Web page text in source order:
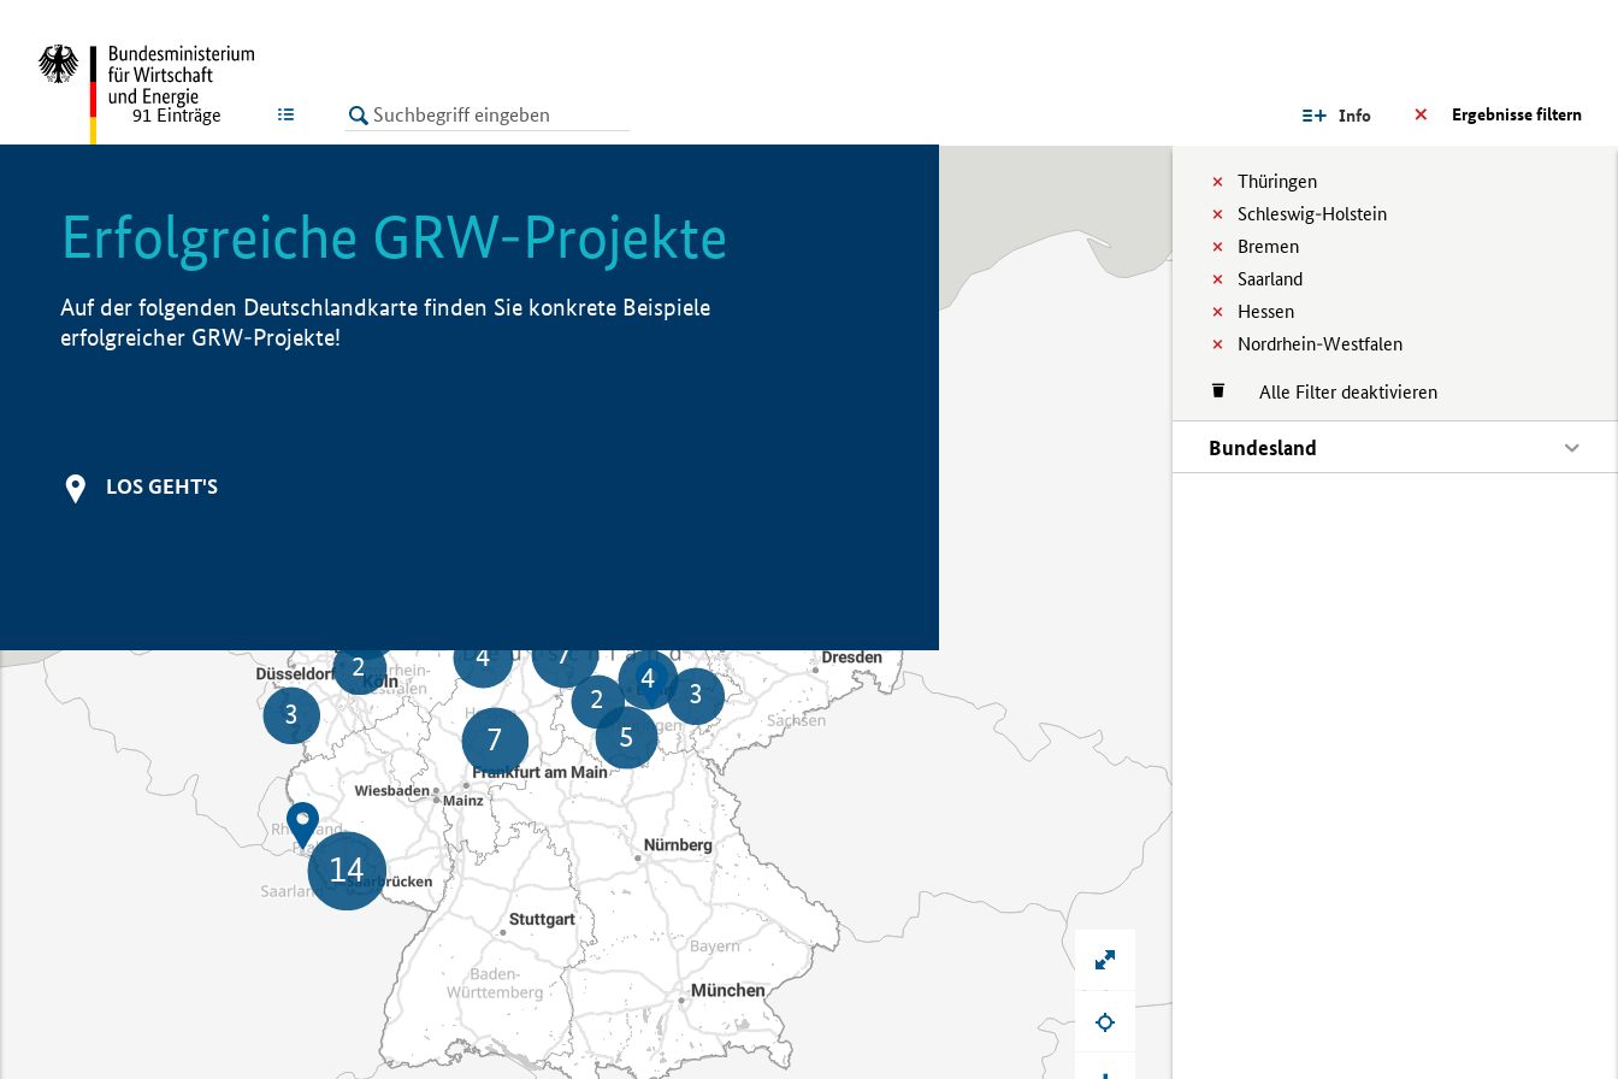
LISTE Ergebnisse filtern
Info
Thüringen
Schleswig-Holstein
Bremen
Saarland
Hessen
Nordrhein-Westfalen
Alle Filter deaktivieren
Bundesland
91 Einträge
Erfolgreiche GRW-Projekte
Auf der folgenden Deutschlandkarte finden Sie konkrete Beispiele
erfolgreicher GRW-Projekte!
LOS GEHT'S